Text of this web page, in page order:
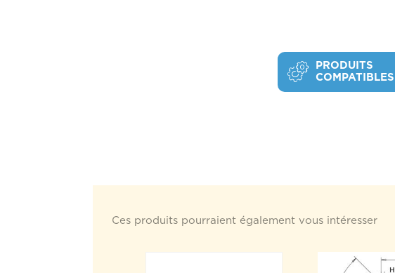
PRODUITS
COMPATIBLES
Ces produits pourraient également vous intéresser